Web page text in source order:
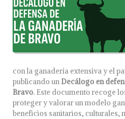
con la ganadería extensiva y el
publicando un Decálogo en
Bravo. Este documento recoge
proteger y valorar un modelo
beneficios sanitarios, culturales,